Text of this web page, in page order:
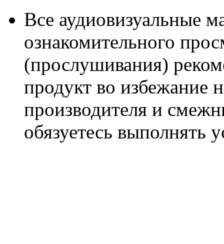
Все аудиовизуальные
ознакомительного
(прослушивания)
продукт во избежание
производителя и
обязуетесь выполнять